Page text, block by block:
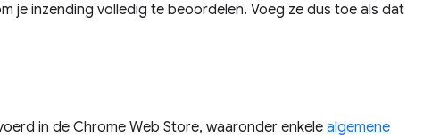
je inzending volledig te beoordelen. Voeg ze dus toe als dat
in de Chrome Web Store, waaronder enkele algemene